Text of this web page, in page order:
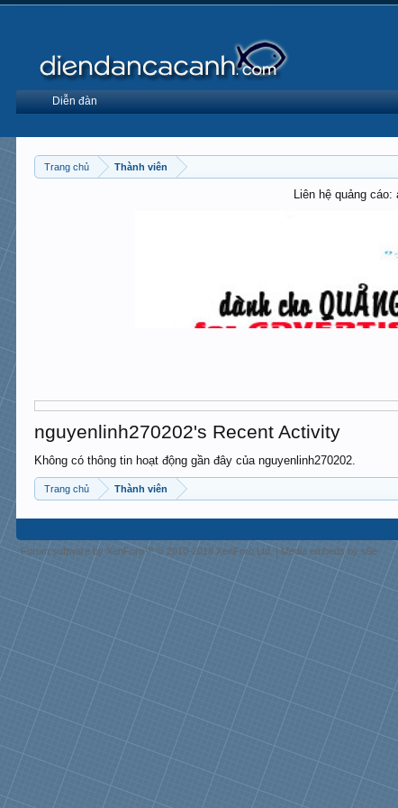
Trang chủ Thành viên
Liên hệ quảng
nguyenlinh270202's Recent Activity
Không có thông tin hoạt động gần đây của nguyenlinh270202.
Trang chủ Thành viên
Diễn đàn
Forum software by XenForo™© 2010-2018 XenForo Ltd. | Media embeds by s9e